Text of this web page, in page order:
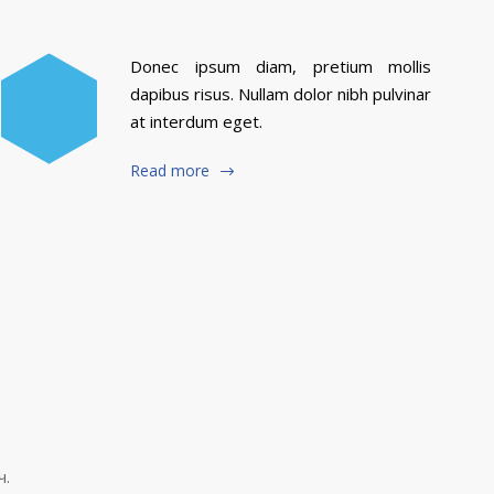
Donec ipsum diam, pretium mollis
dapibus risus. Nullam dolor nibh pulvinar
at interdum eget.
Read more